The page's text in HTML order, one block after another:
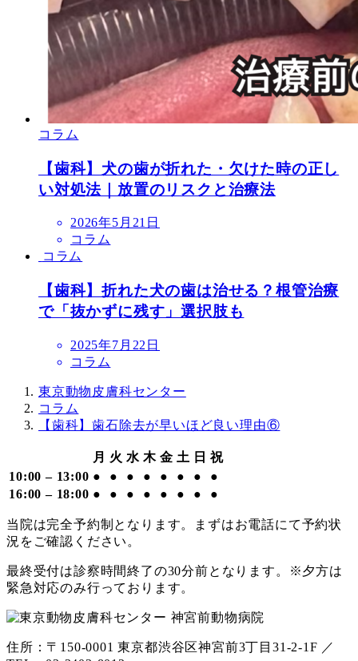
コラム
【歯科】犬の歯が折れた・欠けた時の正し
い対処法｜放置のリスクと治療法
投
稿
日
2026年5月21日
コラム
コラム
【歯科】折れた犬の歯は治せる？根管治療
で「抜かずに残す」選択肢も
投
稿
2025年7月22日
コラム
東京動物皮膚科センター
コラム
【歯科】歯石除去が早いほど良い理由⑥
月 火 水 木 金 土 日 祝
10:00 – 13:00 ● ● ● ● ● ● ●
●
16:00 – 18:00 ● ● ● ● ● ● ● ●
当院は完全予約制となります。まずはお電話にて予約状
況をご確認ください。
最終受付は診察時間終了の30分前となります。※夕方は
緊急対応のみ行っております。
住所：〒150-0001 東京都渋谷区神宮前3丁目31-2-1F ／